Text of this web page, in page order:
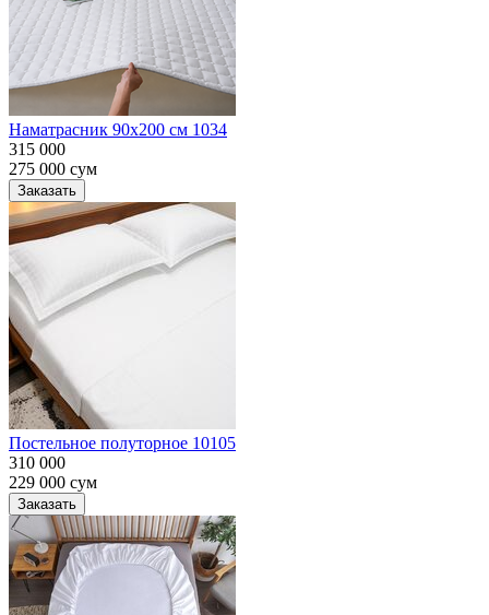
Наматрасник 90х200 см 1034
315 000
275 000 сум
Заказать
Постельное полуторное 10105
310 000
229 000 сум
Заказать